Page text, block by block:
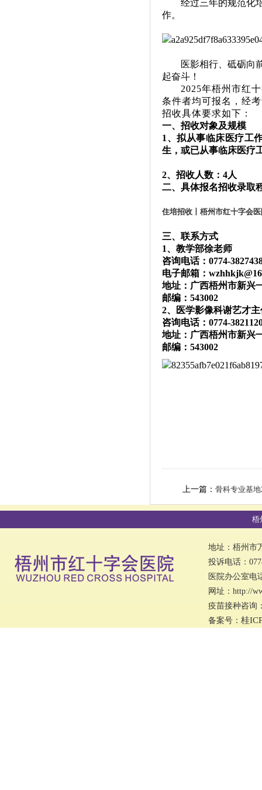
经过三年的规范化
作。
医影相行、砥砺向
起奋斗！
2025年梧州市红
条件者均可报名，经
招收具体要求如下：
一、招收对象及规模
1、拟从事临床医疗工
生，或已从事临床医疗
2、招收人数：4人
二、具体报名招收录取
住培招收丨梧州市红十字会
三、联系方式
1、教学部徐老师
咨询电话：0774-
电子邮箱：
地址：广西梧州市新兴
邮编：543002
2、医学影像科谢艺才
咨询电话：0774-
地址：广西梧州市新兴
邮编：543002
上一篇： 骨科专业基地
梧
地址：梧州
投诉电话：
医院办公室电
网址：http://
疫苗接种咨询
备案号： 桂